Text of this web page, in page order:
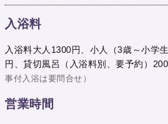
入浴料
入浴料大人1300円、小人（3歳～小学
円、貸切風呂（入浴料別、要予約）
事付入浴は要問合せ）
営業時間